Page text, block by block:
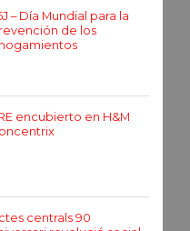
– Día Mundial para la
de los
encubierto en H&M
centrals 90